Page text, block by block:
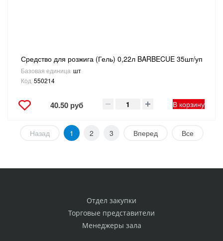
Средство для розжига (Гель) 0,22л BARBECUE 35шт/уп
Базовая единица шт
Код 550214
40.50 руб В корзину
Назад 1 2 3 Вперед Все
Отдел закупки
Торговые представители
Менеджеры зала